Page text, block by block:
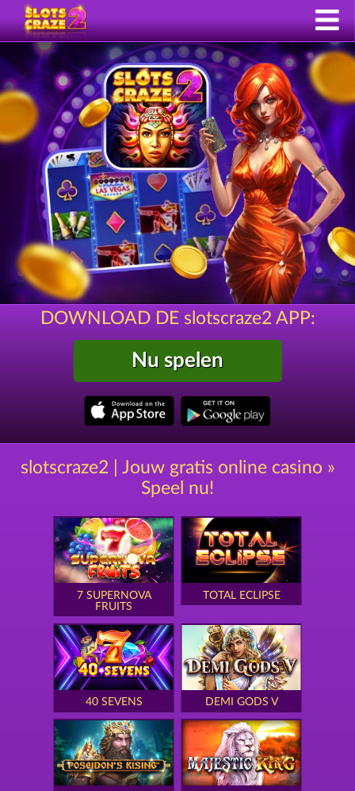
DOWNLOAD DE slotscraze2 APP:
Nu spelen
slotscraze2 | Jouw gratis online casino »
Speel nu!
7 SUPERNOVA
FRUITS
TOTAL ECLIPSE
40 SEVENS DEMI GODS V